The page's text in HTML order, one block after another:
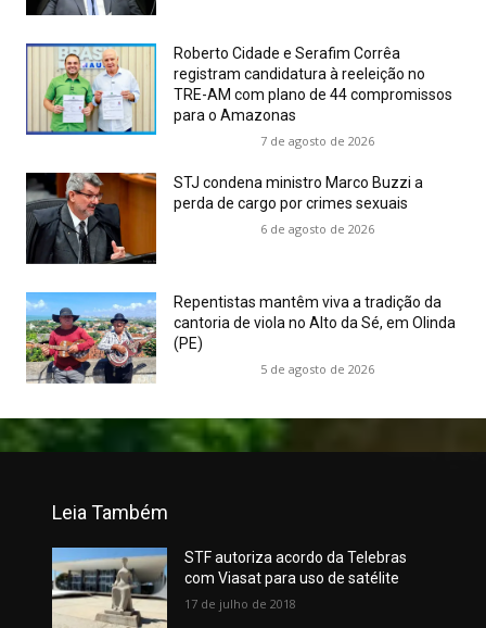
Roberto Cidade e Serafim Corrêa
registram candidatura à reeleição no
TRE-AM com plano de 44 compromissos
para o Amazonas
7 de agosto de 2026
STJ condena ministro Marco Buzzi a
perda de cargo por crimes sexuais
6 de agosto de 2026
Repentistas mantêm viva a tradição da
cantoria de viola no Alto da Sé, em Olinda
(PE)
5 de agosto de 2026
Leia Também
STF autoriza acordo da Telebras
com Viasat para uso de satélite
17 de julho de 2018